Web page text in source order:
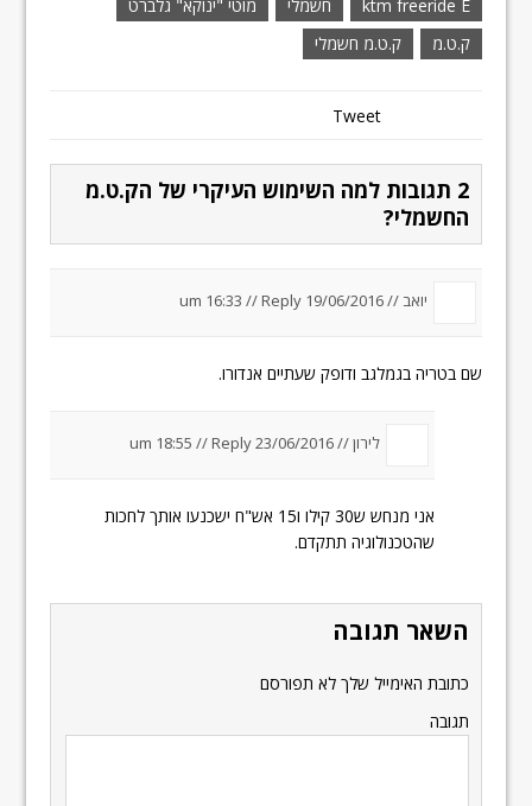
ktm freeride E חשמלי
מוטי "ינוקא" גלברט
ק.ט.מ
ק.ט.מ חשמלי
Tweet
2 תגובות למה השימוש העיקרי של הק.ט.מ
החשמלי?
יואב //19/06/2016 um 16:33
//Reply
שם בטריה בגמלגב ודופק שעתיים אנדורו.
לירון //23/06/2016 um 18:55
//Reply
אני מנחש ש30 קילו ו15 אש"ח ישכנעו אותך לחכות
שהטכנולוגיה תתקדם.
השאר תגובה
כתובת האימייל שלך לא תפורסם
תגובה